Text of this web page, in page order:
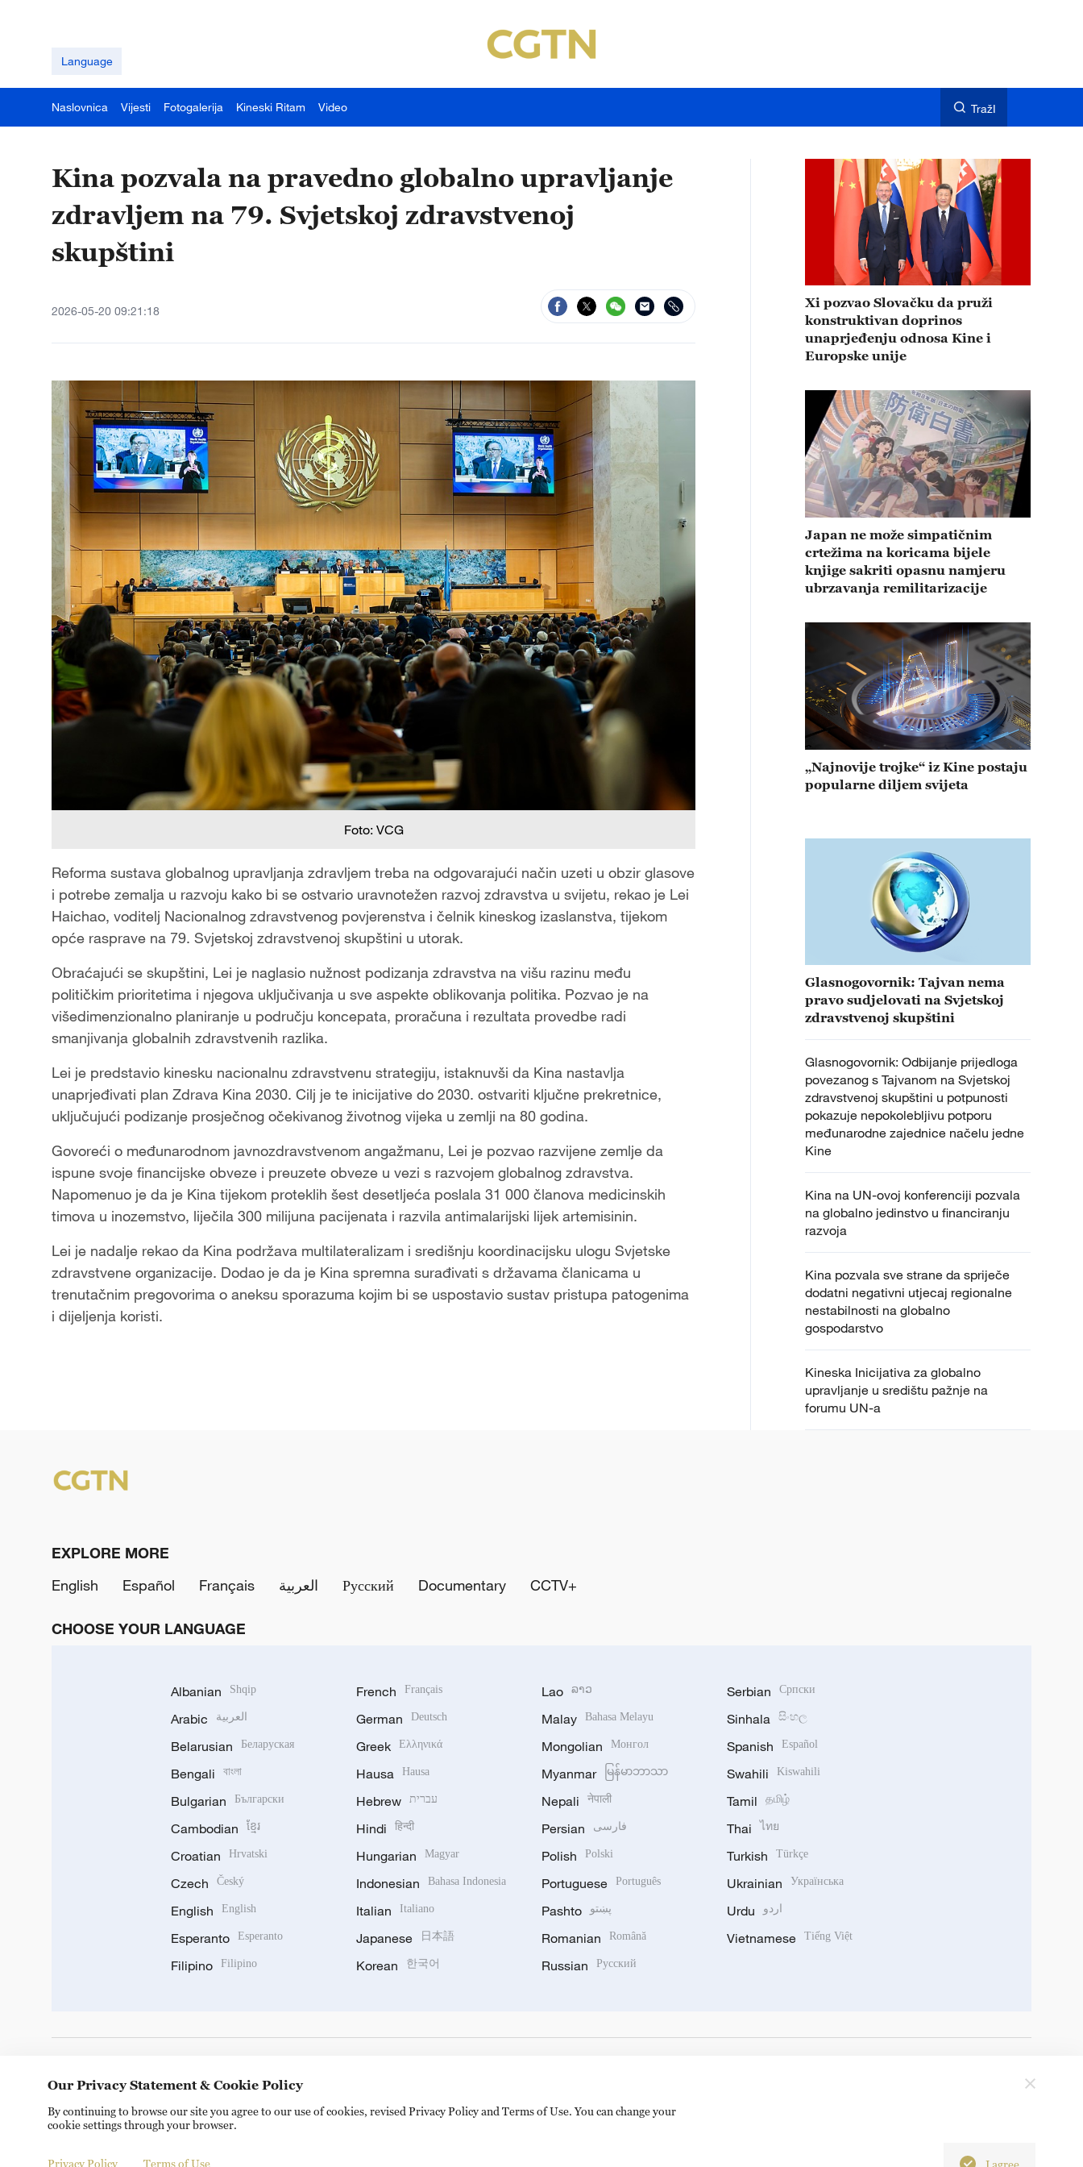
Language
Naslovnica Vijesti Fotogalerija Kineski Ritam Video TražI
Kina pozvala na pravedno globalno upravljanje
zdravljem na 79. Svjetskoj zdravstvenoj
skupštini
2026-05-20 09:21:18
Foto: VCG
Reforma sustava globalnog upravljanja zdravljem treba na odgovarajući način uzeti u obzir glasove
i potrebe zemalja u razvoju kako bi se ostvario uravnotežen razvoj zdravstva u svijetu, rekao je Lei
Haichao, voditelj Nacionalnog zdravstvenog povjerenstva i čelnik kineskog izaslanstva, tijekom
opće rasprave na 79. Svjetskoj zdravstvenoj skupštini u utorak.
Obraćajući se skupštini, Lei je naglasio nužnost podizanja zdravstva na višu razinu među
političkim prioritetima i njegova uključivanja u sve aspekte oblikovanja politika. Pozvao je na
višedimenzionalno planiranje u području koncepata, proračuna i rezultata provedbe radi
smanjivanja globalnih zdravstvenih razlika.
Lei je predstavio kinesku nacionalnu zdravstvenu strategiju, istaknuvši da Kina nastavlja
unaprjeđivati plan Zdrava Kina 2030. Cilj je te inicijative do 2030. ostvariti ključne prekretnice,
uključujući podizanje prosječnog očekivanog životnog vijeka u zemlji na 80 godina.
Govoreći o međunarodnom javnozdravstvenom angažmanu, Lei je pozvao razvijene zemlje da
ispune svoje financijske obveze i preuzete obveze u vezi s razvojem globalnog zdravstva.
Napomenuo je da je Kina tijekom proteklih šest desetljeća poslala 31 000 članova medicinskih
timova u inozemstvo, liječila 300 milijuna pacijenata i razvila antimalarijski lijek artemisinin.
Lei je nadalje rekao da Kina podržava multilateralizam i središnju koordinacijsku ulogu Svjetske
zdravstvene organizacije. Dodao je da je Kina spremna surađivati s državama članicama u
trenutačnim pregovorima o aneksu sporazuma kojim bi se uspostavio sustav pristupa patogenima
i dijeljenja koristi.
Xi pozvao Slovačku da pruži
konstruktivan doprinos
unaprjeđenju odnosa Kine i
Europske unije
Japan ne može simpatičnim
crtežima na koricama bijele
knjige sakriti opasnu namjeru
ubrzavanja remilitarizacije
„Najnovije trojke“ iz Kine postaju
popularne diljem svijeta
Glasnogovornik: Tajvan nema
pravo sudjelovati na Svjetskoj
zdravstvenoj skupštini
Glasnogovornik: Odbijanje prijedloga
povezanog s Tajvanom na Svjetskoj
zdravstvenoj skupštini u potpunosti
pokazuje nepokolebljivu potporu
međunarodne zajednice načelu jedne
Kine
Kina na UN-ovoj konferenciji pozvala
na globalno jedinstvo u financiranju
razvoja
Kina pozvala sve strane da spriječe
dodatni negativni utjecaj regionalne
nestabilnosti na globalno
gospodarstvo
Kineska Inicijativa za globalno
upravljanje u središtu pažnje na
forumu UN-a
EXPLORE MORE
English
Español Français العربية Русский Documentary CCTV+
CHOOSE YOUR LANGUAGE
Albanian Shqip
Arabic العربية
Belarusian Беларуская
Bengali বাংলা
Bulgarian Български
Cambodian ខ្មែរ
Croatian Hrvatski
Czech Český
English English
Esperanto Esperanto
Filipino Filipino
French Français
German Deutsch
Greek Ελληνικά
Hausa Hausa
Hebrew עברית
Hindi हिन्दी
Hungarian Magyar
Indonesian Bahasa Indonesia
Italian Italiano
Japanese 日本語
Korean 한국어
Lao ລາວ
Malay Bahasa Melayu
Mongolian Монгол
Myanmar မြန်မာဘာသာ
Nepali नेपाली
Persian فارسی
Polish Polski
Portuguese Português
Pashto پښتو
Romanian Română
Russian Русский
Serbian Српски
Sinhala සිංහල
Spanish Español
Swahili Kiswahili
Tamil தமிழ்
Thai ไทย
Turkish Türkçe
Ukrainian Українська
Urdu اردو
Vietnamese Tiếng Việt
Our Privacy Statement & Cookie Policy
By continuing to browse our site you agree to our use of cookies, revised Privacy Policy and Terms of Use. You can change your
cookie settings through your browser.
Privacy Policy Terms of Use I agree